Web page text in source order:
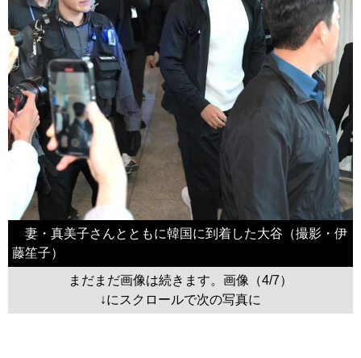
妻・真美子さんとともに韓国に到着した大谷（撮影・伊
藤笙子）
まだまだ画像は続きます。画像（4/7）
↓にスクロールで次の写真に